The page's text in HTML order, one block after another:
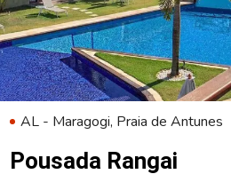
AL - Maragogi, Praia de Antunes
Pousada Rangai